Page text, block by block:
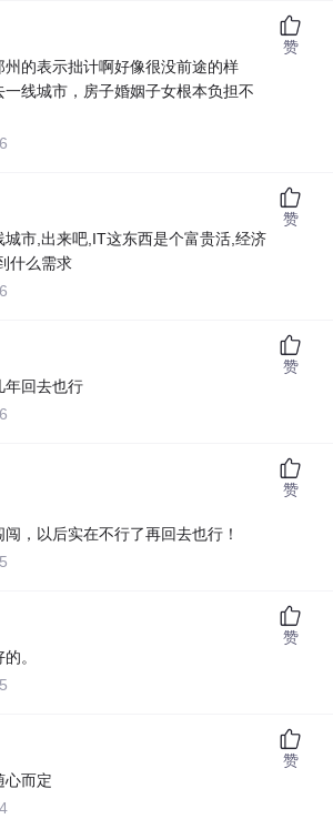
州的表示拙计啊好像很没前途的样
一线城市，房子婚姻子女根本负担不
赞
城市,出来吧,IT这东西是个富贵活,经济
什么需求
赞
年回去也行
赞
，以后实在不行了再回去也行！
赞
。
赞
心而定
赞